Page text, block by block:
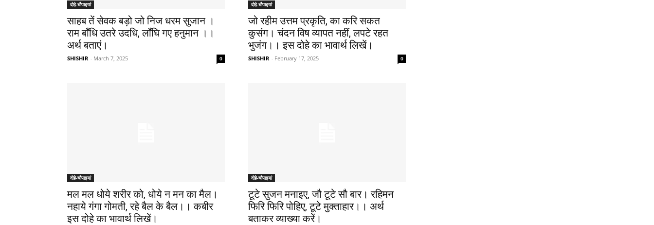
दोहे-चौपाइयां
साहब तें सेवक बड़ो जो निज धरम सुजान ।
राम बाँधि उतरे उदधि, लाँघि गए हनुमान ।।​
अर्थ बताएं।
SHISHIR - March 7, 2025 0
दोहे-चौपाइयां
जो रहीम उत्तम प्रकृति, का करि सकत
कुसंग। चंदन विष व्यापत नहीं, लपटे रहत
भुजंग।। इस दोहे का भावार्थ लिखें।
SHISHIR - February 17, 2025 0
दोहे-चौपाइयां
मल मल धोये शरीर को, धोये न मन का मैल।
नहाये गंगा गोमती, रहे बैल के बैल।। कबीर
इस दोहे का भावार्थ लिखें।
दोहे-चौपाइयां
टूटे सुजन मनाइए, जौ टूटे सौ बार। रहिमन
फिरि फिरि पोहिए, टूटे मुक्ताहार।। अर्थ
बताकर व्याख्या करें।